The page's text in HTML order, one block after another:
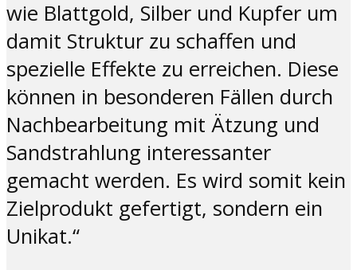
wie Blattgold, Silber und Kupfer um
damit Struktur zu schaffen und
spezielle Effekte zu erreichen. Diese
können in besonderen Fällen durch
Nachbearbeitung mit Ätzung und
Sandstrahlung interessanter
gemacht werden. Es wird somit kein
Zielprodukt gefertigt, sondern ein
Unikat.“